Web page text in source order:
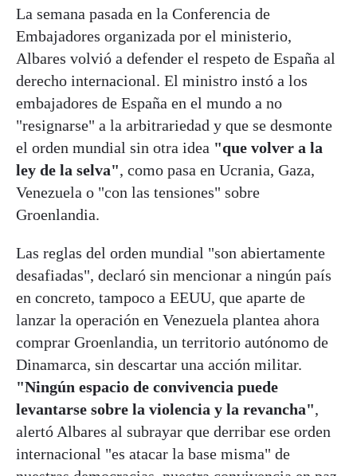
La semana pasada en la Conferencia de
Embajadores organizada por el ministerio,
Albares volvió a defender el respeto de España al
derecho internacional. El ministro instó a los
embajadores de España en el mundo a no
"resignarse" a la arbitrariedad y que se desmonte
el orden mundial sin otra idea "que volver a la
ley de la selva", como pasa en Ucrania, Gaza,
Venezuela o "con las tensiones" sobre
Groenlandia.
Las reglas del orden mundial "son abiertamente
desafiadas", declaró sin mencionar a ningún país
en concreto, tampoco a EEUU, que aparte de
lanzar la operación en Venezuela plantea ahora
comprar Groenlandia, un territorio autónomo de
Dinamarca, sin descartar una acción militar.
"Ningún espacio de convivencia puede
levantarse sobre la violencia y la revancha",
alertó Albares al subrayar que derribar ese orden
internacional "es atacar la base misma" de